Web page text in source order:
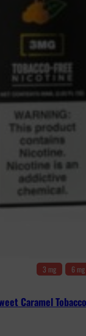
3 mg 6 mg
Caramel Tobacco